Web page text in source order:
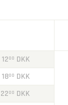
1200 DKK
1800 DKK
2200 DKK